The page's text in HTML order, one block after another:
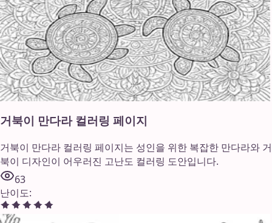
거북이 만다라 컬러링 페이지
거북이 만다라 컬러링 페이지는 성인을 위한 복잡한 만다라와 거
북이 디자인이 어우러진 고난도 컬러링 도안입니다.
63
난이도: